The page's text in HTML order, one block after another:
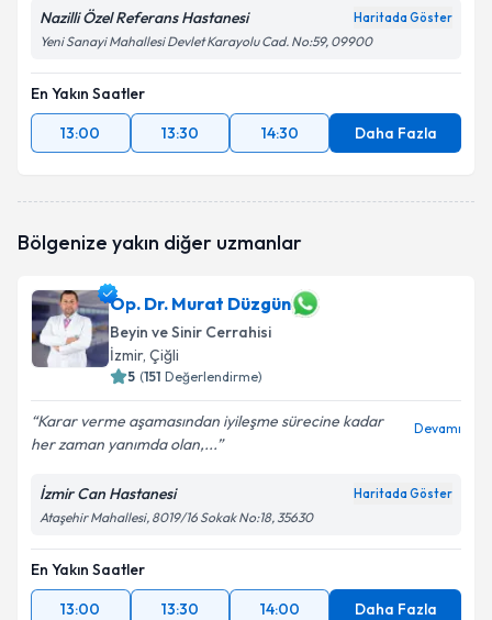
Nazilli Özel Referans Hastanesi Haritada Göster
Yeni Sanayi Mahallesi Devlet Karayolu Cad. No:59, 09900
En Yakın Saatler
13:00
13:30 14:30 Daha Fazla
Bölgenize yakın diğer uzmanlar
Op. Dr. Murat Düzgün
Beyin ve Sinir Cerrahisi
İzmir, Çiğli
5 (151 Değerlendirme)
Karar verme aşamasından iyileşme sürecine kadar
her zaman yanımda olan,...
Devamı
İzmir Can Hastanesi Haritada Göster
Ataşehir Mahallesi, 8019/16 Sokak No:18, 35630
En Yakın Saatler
13:00
13:30 14:00 Daha Fazla